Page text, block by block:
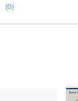
(0)